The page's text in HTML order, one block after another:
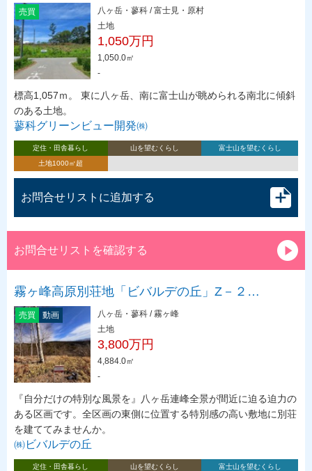
売買
八ヶ岳・蓼科 / 富士見・原村
土地
1,050万円
1,050.0㎡
-
標高1,057ｍ。 東に八ヶ岳、南に富士山が眺められる南北に傾斜
のある土地。
蓼科グリーンビュー開発㈱
定住・田舎暮らし 山を望むくらし
富士山を望むくらし
土地1000㎡超
お問合せリストに追加する
お問合せリストを確認する
霧ヶ峰高原別荘地「ビバルデの丘」Z－２…
売買 動画
八ヶ岳・蓼科 / 霧ヶ峰
土地
3,800万円
4,884.0㎡
-
『自分だけの特別な風景を』八ヶ岳連峰全景が間近に迫る迫力の
ある区画です。全区画の東側に位置する特別感の高い敷地に別荘
を建ててみませんか。
㈱ビバルデの丘
定住・田舎暮らし 山を望むくらし
富士山を望むくらし